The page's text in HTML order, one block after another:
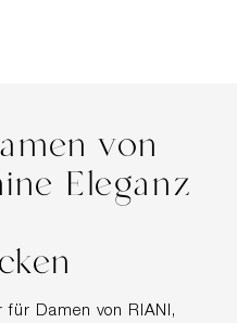
von
Eleganz
Damen von RIANI,